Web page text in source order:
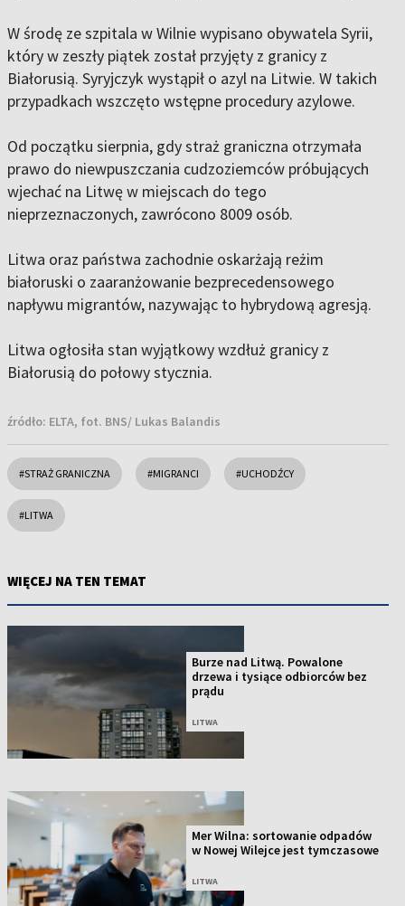
W środę ze szpitala w Wilnie wypisano obywatela Syrii,
który w zeszły piątek został przyjęty z granicy z
Białorusią. Syryjczyk wystąpił o azyl na Litwie. W takich
przypadkach wszczęto wstępne procedury azylowe.
Od początku sierpnia, gdy straż graniczna otrzymała
prawo do niewpuszczania cudzoziemców próbujących
wjechać na Litwę w miejscach do tego
nieprzeznaczonych, zawrócono 8009 osób.
Litwa oraz państwa zachodnie oskarżają reżim
białoruski o zaaranżowanie bezprecedensowego
napływu migrantów, nazywając to hybrydową agresją.
Litwa ogłosiła stan wyjątkowy wzdłuż granicy z
Białorusią do połowy stycznia.
źródło: ELTA, fot. BNS/ Lukas Balandis
#STRAŻ GRANICZNA #MIGRANCI #UCHODŹCY
#LITWA
WIĘCEJ NA TEN TEMAT
Burze nad Litwą. Powalone
drzewa i tysiące odbiorców bez
prądu
LITWA
Mer Wilna: sortowanie odpadów
w Nowej Wilejce jest tymczasowe
LITWA